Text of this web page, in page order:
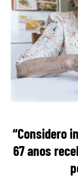
“Considero
67 anos